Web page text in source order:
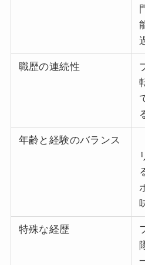
職歴の連続性
年齢と経験のバランス
特殊な経歴